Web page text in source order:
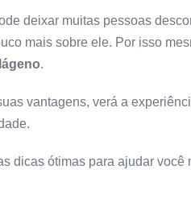
deixar muitas pessoas
mais sobre ele. Por isso
.
vantagens, verá a
dicas ótimas para ajudar você